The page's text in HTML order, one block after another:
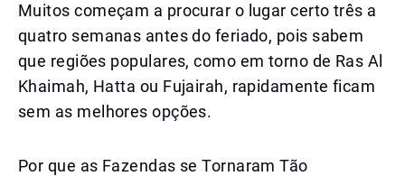
Muitos começam a procurar o lugar certo três a
quatro semanas antes do feriado, pois sabem
que regiões populares, como em torno de Ras Al
Khaimah, Hatta ou Fujairah, rapidamente ficam
sem as melhores opções.
Por que as Fazendas se Tornaram Tão